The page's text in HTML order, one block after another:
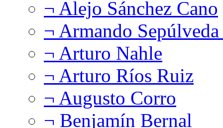
¬ Alejo Sánchez Cano
¬ Armando
¬ Arturo Nahle
¬ Arturo Ríos Ruiz
¬ Augusto Corro
¬ Benjamín Bernal